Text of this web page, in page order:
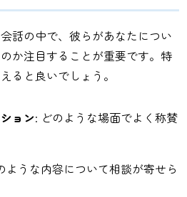
話の中で、彼らがあなたについ
か注目することが重要です。特
ると良いでしょう。
ョン: どのような場面でよく称賛
ような内容について相談が寄せら